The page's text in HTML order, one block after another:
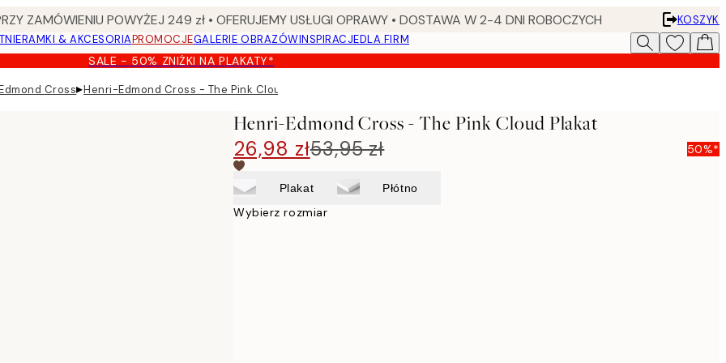
ZAMÓWIENIU POWYŻEJ 249 zł • OFERUJEMY USŁUGI OPRAWY • DOSTAWA W 2-4 DNI ROBOCZYCH
KOSZYK
RAMKI & AKCESORIAPROMOCJEGALERIE OBRAZÓWINSPIRACJEDLA FIRM
SALE - 50% ZNIŻKI NA PLAKATY*
Cross▸Henri-Edmond Cross - The Pink Cloud Plakat
Henri-Edmond Cross - The Pink Cloud Plakat
26,98 zł53,95 zł 50%*
Plakat Płótno
Wybierz rozmiar